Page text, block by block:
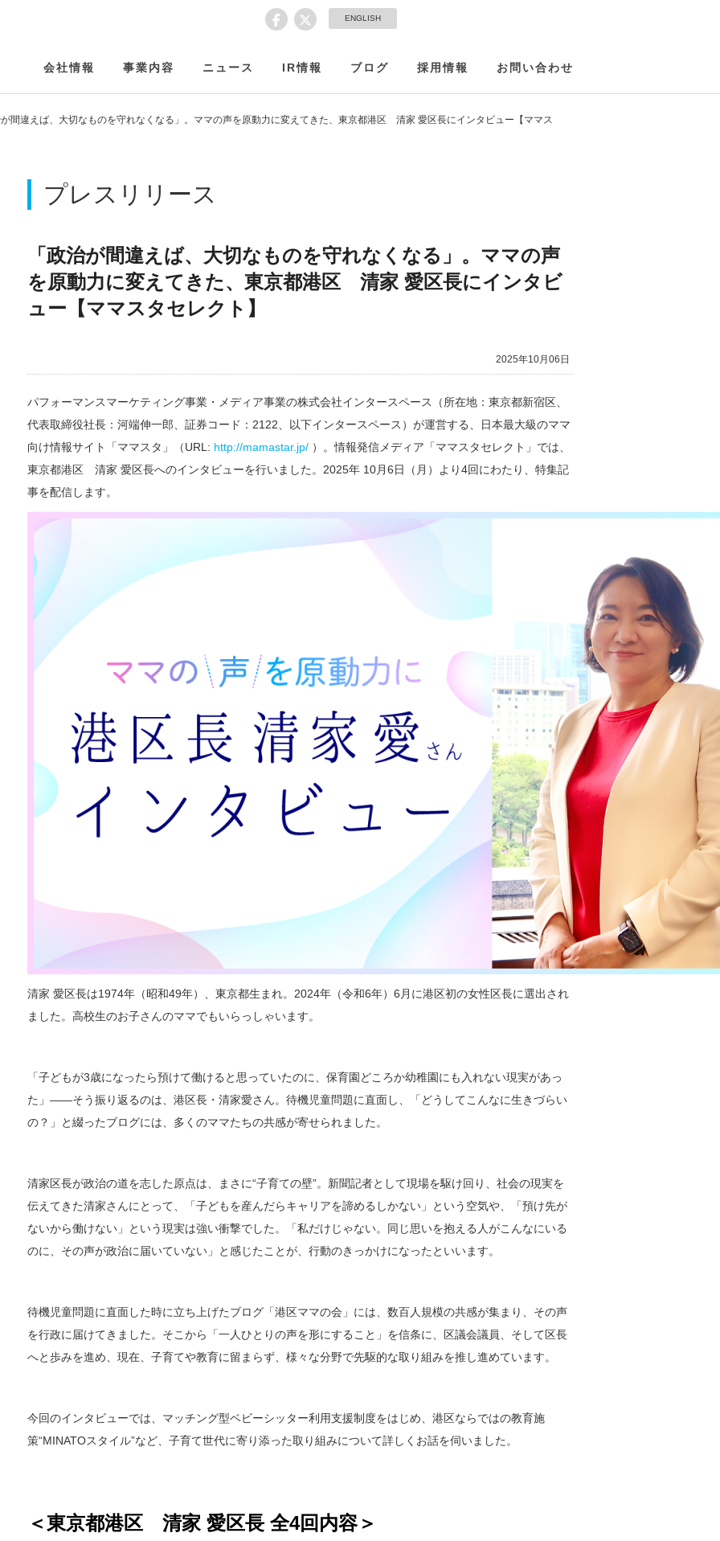
ENGLISH
会社情報 事業内容 ニュース IR情報 ブログ 採用情報 お問い合わせ
間違えば、大切なものを守れなくなる」。ママの声を原動力に変えてきた、東京都港区 清家 愛区長にインタビュー【ママス
プレスリリース
「政治が間違えば、大切なものを守れなくなる」。ママの声
を原動力に変えてきた、東京都港区 清家 愛区長にインタビ
ュー【ママスタセレクト】
2025年10月06日
パフォーマンスマーケティング事業・メディア事業の株式会社インタースペース（所在地：東京都新宿区、
代表取締役社長：河端伸一郎、証券コード：2122、以下インタースペース）が運営する、日本最大級のママ
向け情報サイト「ママスタ」（URL: http://mamastar.jp/ ）。情報発信メディア「ママスタセレクト」では、
東京都港区 清家 愛区長へのインタビューを行いました。2025年 10月6日（月）より4回にわたり、特集記
事を配信します。
清家 愛区長は1974年（昭和49年）、東京都生まれ。2024年（令和6年）6月に港区初の女性区長に選出され
ました。高校生のお子さんのママでもいらっしゃいます。
「子どもが3歳になったら預けて働けると思っていたのに、保育園どころか幼稚園にも入れない現実があっ
た」――そう振り返るのは、港区長・清家愛さん。待機児童問題に直面し、「どうしてこんなに生きづらい
の？」と綴ったブログには、多くのママたちの共感が寄せられました。
清家区長が政治の道を志した原点は、まさに“子育ての壁”。新聞記者として現場を駆け回り、社会の現実を
伝えてきた清家さんにとって、「子どもを産んだらキャリアを諦めるしかない」という空気や、「預け先が
ないから働けない」という現実は強い衝撃でした。「私だけじゃない。同じ思いを抱える人がこんなにいる
のに、その声が政治に届いていない」と感じたことが、行動のきっかけになったといいます。
待機児童問題に直面した時に立ち上げたブログ「港区ママの会」には、数百人規模の共感が集まり、その声
を行政に届けてきました。そこから「一人ひとりの声を形にすること」を信条に、区議会議員、そして区長
へと歩みを進め、現在、子育てや教育に留まらず、様々な分野で先駆的な取り組みを推し進めています。
今回のインタビューでは、マッチング型ベビーシッター利用支援制度をはじめ、港区ならではの教育施
策“MINATOスタイル”など、子育て世代に寄り添った取り組みについて詳しくお話を伺いました。
＜東京都港区 清家 愛区長 全4回内容＞